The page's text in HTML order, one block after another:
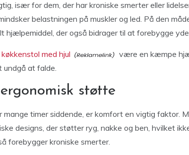
især for dem, der har kroniske smerter eller
belastningen på muskler og led. På den
hjælpemiddel, der også bidrager til at forebygge
køkkenstol med hjul
være en kæmpe
undgå at falde.
støtte
mange timer siddende, er komfort en vigtig faktor.
designs, der støtter ryg, nakke og ben, hvilket
forebygger kroniske smerter.